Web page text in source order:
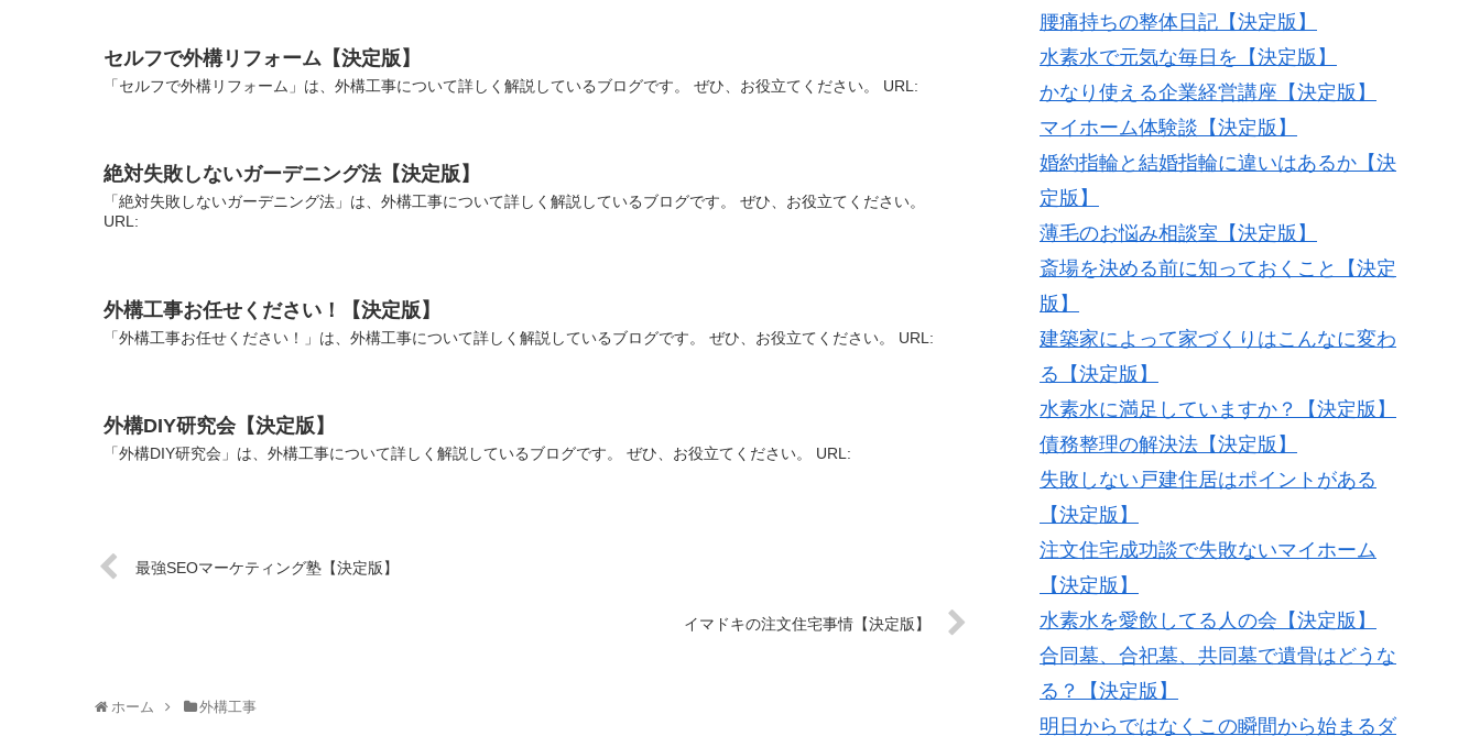
セルフで外構リフォーム【決定版】
「セルフで外構リフォーム」は、外構工事について詳しく解説しているブログです。 ぜひ、お役立てください。 URL:
絶対失敗しないガーデニング法【決定版】
「絶対失敗しないガーデニング法」は、外構工事について詳しく解説しているブログです。 ぜひ、お役立てください。
URL:
外構工事お任せください！【決定版】
「外構工事お任せください！」は、外構工事について詳しく解説しているブログです。 ぜひ、お役立てください。 URL:
外構DIY研究会【決定版】
「外構DIY研究会」は、外構工事について詳しく解説しているブログです。 ぜひ、お役立てください。 URL:
最強SEOマーケティング塾【決定版】
イマドキの注文住宅事情【決定版】
ホーム 外構工事
腰痛持ちの整体日記【決定版】
水素水で元気な毎日を【決定版】
かなり使える企業経営講座【決定版】
マイホーム体験談【決定版】
婚約指輪と結婚指輪に違いはあるか【決
定版】
薄毛のお悩み相談室【決定版】
斎場を決める前に知っておくこと【決定
版】
建築家によって家づくりはこんなに変わ
る【決定版】
水素水に満足していますか？【決定版】
債務整理の解決法【決定版】
失敗しない戸建住居はポイントがある
【決定版】
注文住宅成功談で失敗ないマイホーム
【決定版】
水素水を愛飲してる人の会【決定版】
合同墓、合祀墓、共同墓で遺骨はどうな
る？【決定版】
明日からではなくこの瞬間から始まるダ